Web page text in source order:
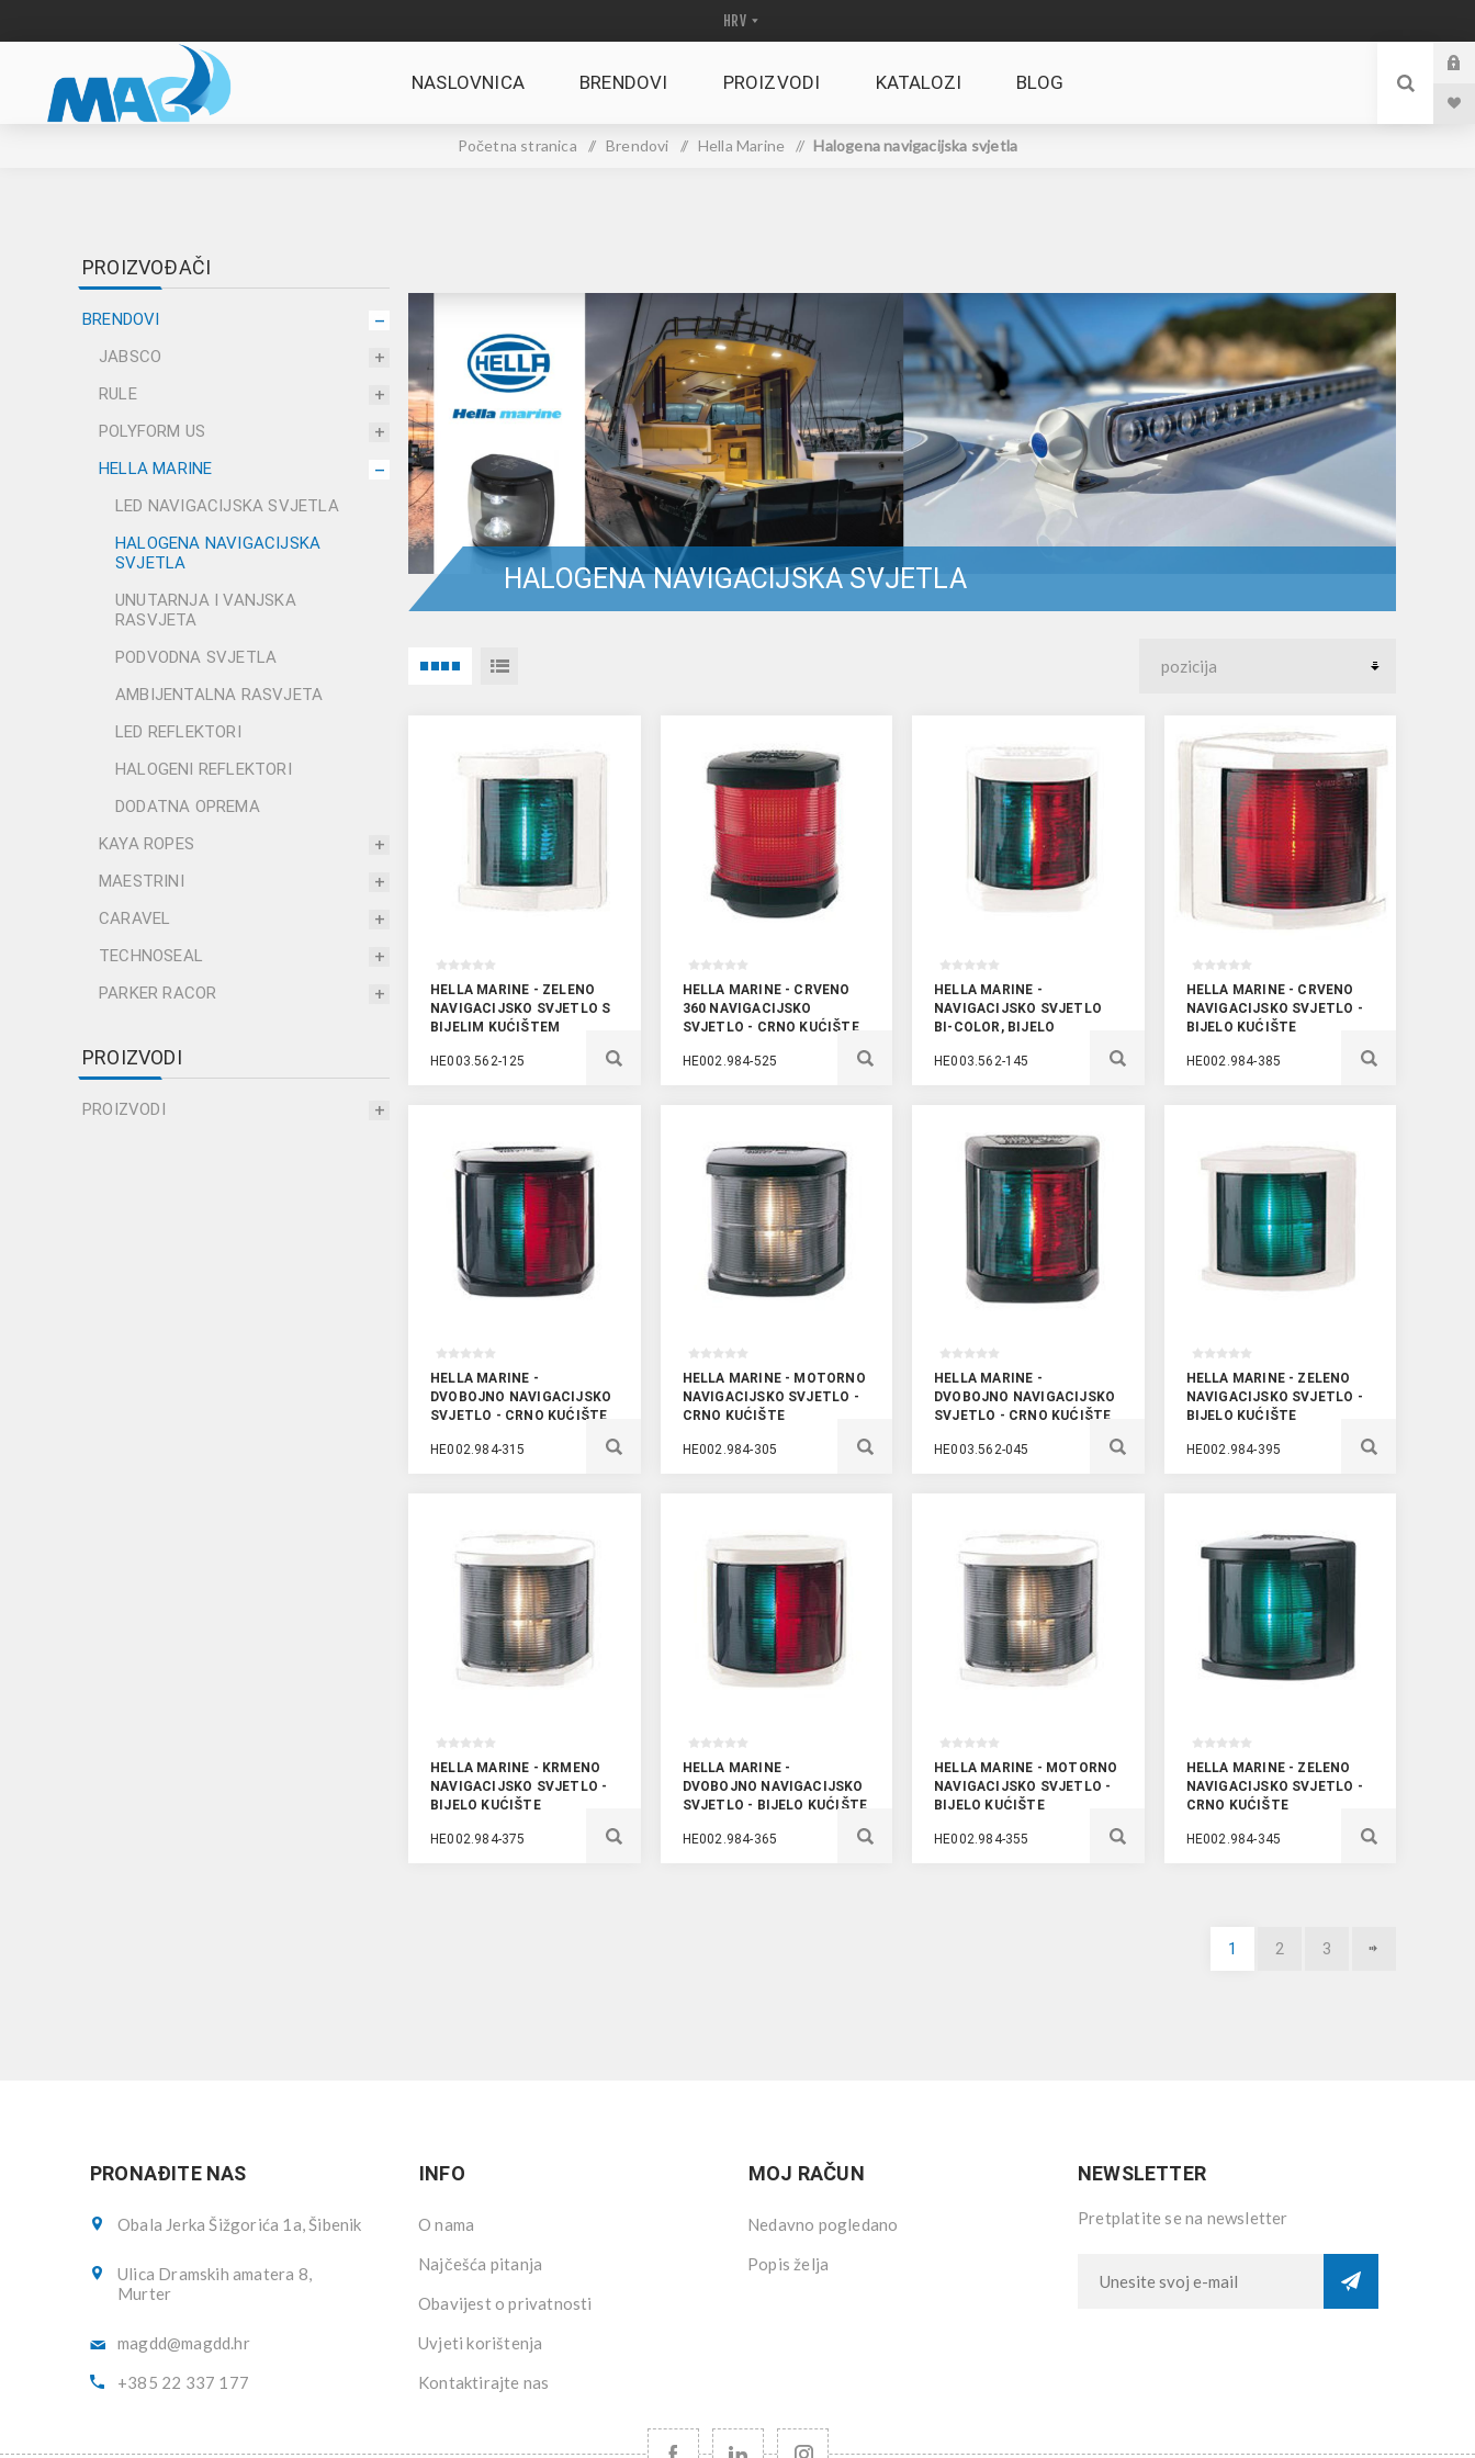
NASLOVNICA BRENDOVI PROIZVODI KATALOZI BLOG
Početna stranica / Brendovi / Hella Marine / Halogena navigacijska svjetla
HALOGENA NAVIGACIJSKA SVJETLA
HELLA MARINE - ZELENO
NAVIGACIJSKO SVJETLO S
BIJELIM KUĆIŠTEM
HE003.562-125
HELLA MARINE - CRVENO
360 NAVIGACIJSKO
SVJETLO - CRNO KUĆIŠTE
HE002.984-525
HELLA MARINE -
NAVIGACIJSKO SVJETLO
BI-COLOR, BIJELO
HE003.562-145
HELLA MARINE - CRVENO
NAVIGACIJSKO SVJETLO -
BIJELO KUĆIŠTE
HE002.984-385
HELLA MARINE -
DVOBOJNO NAVIGACIJSKO
SVJETLO - CRNO KUĆIŠTE
HE002.984-315
HELLA MARINE - MOTORNO
NAVIGACIJSKO SVJETLO -
CRNO KUĆIŠTE
HE002.984-305
HELLA MARINE -
DVOBOJNO NAVIGACIJSKO
SVJETLO - CRNO KUĆIŠTE
HE003.562-045
HELLA MARINE - ZELENO
NAVIGACIJSKO SVJETLO -
BIJELO KUĆIŠTE
HE002.984-395
HELLA MARINE - KRMENO
NAVIGACIJSKO SVJETLO -
BIJELO KUĆIŠTE
HE002.984-375
HELLA MARINE -
DVOBOJNO NAVIGACIJSKO
SVJETLO - BIJELO KUĆIŠTE
HE002.984-365
HELLA MARINE - MOTORNO
NAVIGACIJSKO SVJETLO -
BIJELO KUĆIŠTE
HE002.984-355
HELLA MARINE - ZELENO
NAVIGACIJSKO SVJETLO -
CRNO KUĆIŠTE
HE002.984-345
1 2 3
PROIZVOĐAČI
BRENDOVI
JABSCO
RULE
POLYFORM US
HELLA MARINE
LED NAVIGACIJSKA SVJETLA
HALOGENA NAVIGACIJSKA
SVJETLA
UNUTARNJA I VANJSKA
RASVJETA
PODVODNA SVJETLA
AMBIJENTALNA RASVJETA
LED REFLEKTORI
HALOGENI REFLEKTORI
DODATNA OPREMA
KAYA ROPES
MAESTRINI
CARAVEL
TECHNOSEAL
PARKER RACOR
PROIZVODI
PROIZVODI
PRONAĐITE NAS
Obala Jerka Šižgorića 1a, Šibenik
Ulica Dramskih amatera 8,
Murter
magdd@magdd.hr
+385 22 337 177
INFO
O nama
Najčešća pitanja
Obavijest o privatnosti
Uvjeti korištenja
Kontaktirajte nas
MOJ RAČUN
Nedavno pogledano
Popis želja
NEWSLETTER
Pretplatite se na newsletter